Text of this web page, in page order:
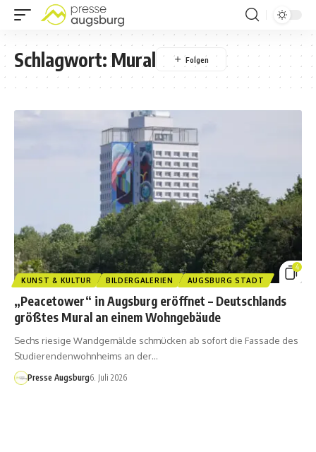
Schlagwort:Mural
4
KUNST & KULTUR
BILDERGALERIEN AUGSBURG STADT
„Peacetower“ in Augsburg eröffnet – Deutschlands
größtes Mural an einem Wohngebäude
Sechs riesige Wandgemälde schmücken ab sofort die Fassade des
Studierendenwohnheims an der…
Presse Augsburg6. Juli 2026